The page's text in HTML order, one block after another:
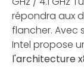
répondra aux
flancher. Avec
Intel propose
l'architecture